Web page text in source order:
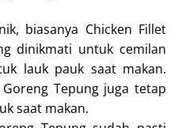
biasanya Chicken Fillet
dinikmati untuk cemilan
lauk pauk saat makan.
Tepung juga tetap
saat makan.